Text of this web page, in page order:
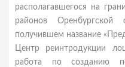
располагавшегося на
районов
получившем название
Центр реинтродукции
работа по созданию